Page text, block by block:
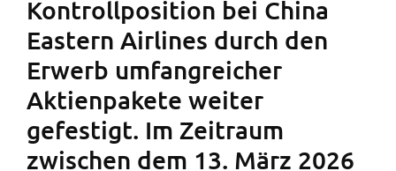
Kontrollposition bei China
Eastern Airlines durch den
Erwerb umfangreicher
Aktienpakete weiter
gefestigt. Im Zeitraum
zwischen dem 13. März 2026